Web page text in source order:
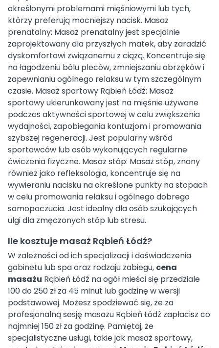
określonymi problemami mięśniowymi lub tych,
którzy preferują mocniejszy nacisk. Masaż
prenatalny: Masaż prenatalny jest specjalnie
zaprojektowany dla przyszłych matek, aby zaradzić
dyskomfortowi związanemu z ciążą. Koncentruje się
na łagodzeniu bólu pleców, zmniejszaniu obrzęków i
zapewnianiu ogólnego relaksu w tym szczególnym
czasie. Masaż sportowy Rąbień Łódź: Masaż
sportowy ukierunkowany jest na mięśnie używane
podczas aktywności sportowej w celu zwiększenia
wydajności, zapobiegania kontuzjom i promowania
szybszej regeneracji. Jest popularny wśród
sportowców lub osób wykonujących regularne
ćwiczenia fizyczne. Masaż stóp: Masaż stóp, znany
również jako refleksologia, koncentruje się na
wywieraniu nacisku na określone punkty na stopach
w celu promowania relaksu i ogólnego dobrego
samopoczucia. Jest idealny dla osób szukających
ulgi dla zmęczonych stóp lub stresu.
Ile kosztuje masaż Rąbień Łódź?
W zależności od ich specjalizacji i doświadczenia
gabinetu lub spa oraz rodzaju zabiegu, cena
masażu Rąbień Łódź na ogół mieści się przedziale
100 do 250 zł za 45 minut lub godzinę w wersji
podstawowej. Możesz spodziewać się, że za
profesjonalną sesję masażu Rąbień Łódź zapłacisz co
najmniej 150 zł za godzinę. Pamiętaj, że
specjalistyczne usługi, takie jak masaż sportowy,